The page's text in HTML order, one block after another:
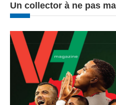
Un collector à ne pas